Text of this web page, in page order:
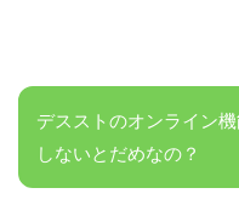
デスストのオンライン
しないとだめなの？